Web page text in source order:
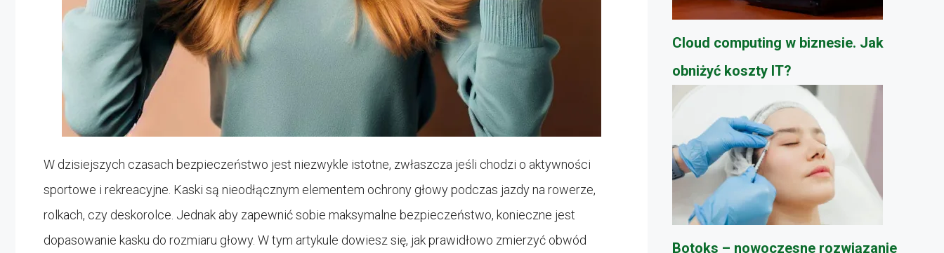
W dzisiejszych czasach bezpieczeństwo jest niezwykle istotne, zwłaszcza jeśli chodzi o aktywności
sportowe i rekreacyjne. Kaski są nieodłącznym elementem ochrony głowy podczas jazdy na rowerze,
rolkach, czy deskorolce. Jednak aby zapewnić sobie maksymalne bezpieczeństwo, konieczne jest
dopasowanie kasku do rozmiaru głowy. W tym artykule dowiesz się, jak prawidłowo zmierzyć obwód
Cloud computing w biznesie. Jak
obniżyć koszty IT?
Botoks – nowoczesne rozwiązanie